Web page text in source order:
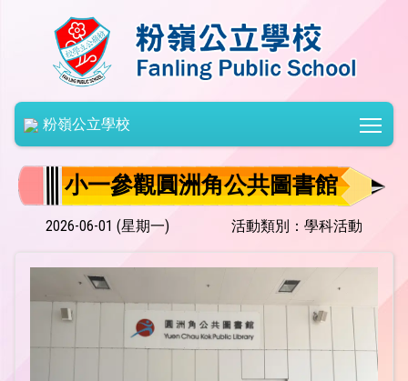
粉嶺公立學校
小一參觀圓洲角公共圖書館
2026-06-01 (星期一) 活動類別：學科活動